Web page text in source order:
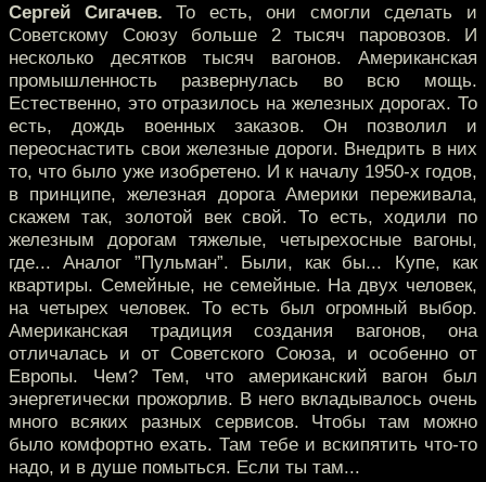
Сергей Сигачев. То есть, они смогли сделать и
Советскому Союзу больше 2 тысяч паровозов. И
несколько десятков тысяч вагонов. Американская
промышленность развернулась во всю мощь.
Естественно, это отразилось на железных дорогах. То
есть, дождь военных заказов. Он позволил и
переоснастить свои железные дороги. Внедрить в них
то, что было уже изобретено. И к началу 1950-х годов,
в принципе, железная дорога Америки переживала,
скажем так, золотой век свой. То есть, ходили по
железным дорогам тяжелые, четырехосные вагоны,
где... Аналог ”Пульман”. Были, как бы... Купе, как
квартиры. Семейные, не семейные. На двух человек,
на четырех человек. То есть был огромный выбор.
Американская традиция создания вагонов, она
отличалась и от Советского Союза, и особенно от
Европы. Чем? Тем, что американский вагон был
энергетически прожорлив. В него вкладывалось очень
много всяких разных сервисов. Чтобы там можно
было комфортно ехать. Там тебе и вскипятить что-то
надо, и в душе помыться. Если ты там...